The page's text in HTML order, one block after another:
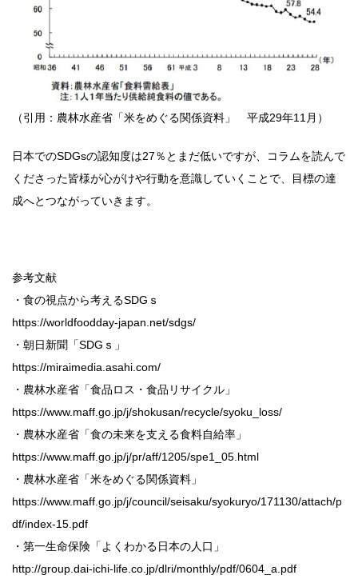
（引用：農林水産省「米をめぐる関係資料」 平成29年11月）
日本でのSDGsの認知度は27％とまだ低いですが、コラムを読んで
くださった皆様が心がけや行動を意識していくことで、目標の達
成へとつながっていきます。
参考文献
・食の視点から考えるSDGｓ
https://worldfoodday-japan.net/sdgs/
・朝日新聞「SDGｓ」
https://miraimedia.asahi.com/
・農林水産省「食品ロス・食品リサイクル」
https://www.maff.go.jp/j/shokusan/recycle/syoku_loss/
・農林水産省「食の未来を支える食料自給率」
https://www.maff.go.jp/j/pr/aff/1205/spe1_05.html
・農林水産省「米をめぐる関係資料」
https://www.maff.go.jp/j/council/seisaku/syokuryo/171130/attach/p
df/index-15.pdf
・第一生命保険「よくわかる日本の人口」
http://group.dai-ichi-life.co.jp/dlri/monthly/pdf/0604_a.pdf